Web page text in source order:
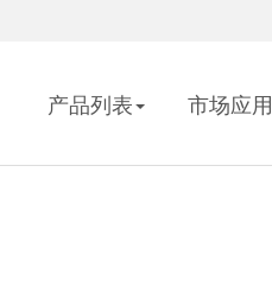
产品列表 市场应用